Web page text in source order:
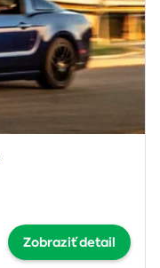
Zobraziť detail